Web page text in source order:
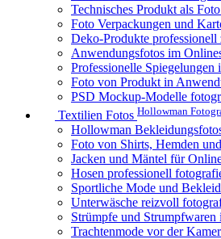
Technisches Produkt als
Foto Verpackungen und
Deko-Produkte professionell
Anwendungsfotos im
Professionelle Spiegelungen
Foto von Produkt in
PSD Mockup-Modelle
Textilien Fotos Hollowman
Hollowman
Foto von Shirts, Hemden
Jacken und Mäntel für
Hosen professionell
Sportliche Mode und
Unterwäsche reizvoll
Strümpfe und Strumpfwaren
Trachtenmode vor der